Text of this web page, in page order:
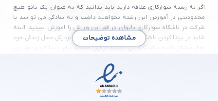
اگر به رشته سوارکاری علاقه دارید باید بدانید که به عنوان یک بانو هیچ
محدودیتی در آموزش این رشته نخواهید داشت و به سادگی می توانید با
شرکت در باشگاه سوارکاری بانوان در قم این ورزش را اموزش ببینید. البته
شاید در پیدا کردن باشگاه سوارکاری بانوان در قم در نزدیکی محل زندگی خود
دچار مشکل شده باشد که می توانید از این صفحه برای پیدا کردن بهترین
قم یکی از شهر های کوچک در نزدیکی تهران است که از از نظر جمعیتی
ساکنین زیادی را در خود جای داده است که هر کس بنا به نیاز خود ممکن
است روزی به یک باشگاه سوارکاری بانوان خوب نیاز پیدا کند. البته که پیدا
مشاهده توضیحات